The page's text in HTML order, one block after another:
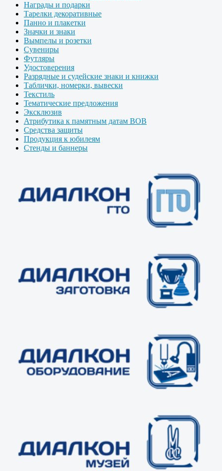
Награды и подарки
Тарелки декоративные
Панно и плакетки
Значки и знаки
Вымпелы и розетки
Сувениры
Футляры
Удостоверения
Разрядные и судейские знаки и книжки
Таблички, номерки, вывески
Текстиль
Тематические предложения
Эксклюзив
Атрибутика к памятным датам ВОВ
Средства защиты
Продукция к юбилеям
Стенды и баннеры